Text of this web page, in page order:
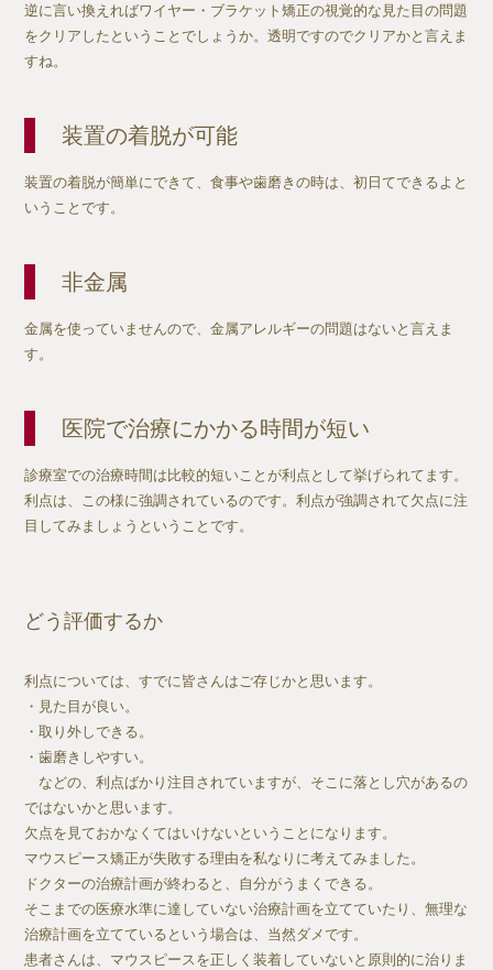
逆に言い換えればワイヤー・ブラケット矯正の視覚的な見た目の問題
をクリアしたということでしょうか。透明ですのでクリアかと言えま
すね。
装置の着脱が可能
装置の着脱が簡単にできて、食事や歯磨きの時は、初日てできるよと
いうことです。
非金属
金属を使っていませんので、金属アレルギーの問題はないと言えま
す。
医院で治療にかかる時間が短い
診療室での治療時間は比較的短いことが利点として挙げられてます。
利点は、この様に強調されているのです。利点が強調されて欠点に注
目してみましょうということです。
どう評価するか
利点については、すでに皆さんはご存じかと思います。
・見た目が良い。
・取り外しできる。
・歯磨きしやすい。
などの、利点ばかり注目されていますが、そこに落とし穴があるの
ではないかと思います。
欠点を見ておかなくてはいけないということになります。
マウスピース矯正が失敗する理由を私なりに考えてみました。
ドクターの治療計画が終わると、自分がうまくできる。
そこまでの医療水準に達していない治療計画を立てていたり、無理な
治療計画を立てているという場合は、当然ダメです。
患者さんは、マウスピースを正しく装着していないと原則的に治りま